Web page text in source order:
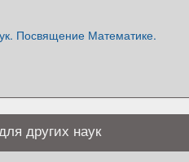
Посвящение Математике.
других наук